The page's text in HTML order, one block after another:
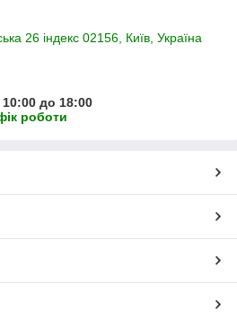
26 індекс 02156, Київ, Україна
до 18:00
роботи